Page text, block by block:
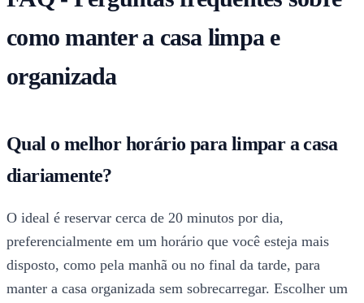
como manter a casa limpa e
organizada
Qual o melhor horário para limpar a casa
diariamente?
O ideal é reservar cerca de 20 minutos por dia,
preferencialmente em um horário que você esteja mais
disposto, como pela manhã ou no final da tarde, para
manter a casa organizada sem sobrecarregar. Escolher um